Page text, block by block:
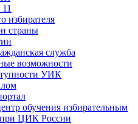
избирателя
страны
служба
возможности
УИК
обучения избирательным
при ЦИК России